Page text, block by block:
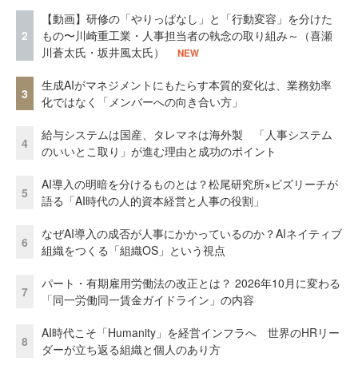
2
【動画】研修の「やりっぱなし」と「行動変容」を分けた
もの〜川崎重工業・人事担当者の執念の取り組み～（喜瀬
川蒼太氏・坂井風太氏）
NEW
3
生成AIがマネジメントにもたらす本質的変化は、業務効率
化ではなく「メンバーへの向き合い方」
4
給与システムは国産、タレマネは海外製 「人事システム
のいいとこ取り」が進む理由と成功のポイント
5
AI導入の明暗を分けるものとは？松尾研究所×ビズリーチが
語る「AI時代の人的資本経営と人事の役割」
6
なぜAI導入の成否が人事にかかっているのか？AIネイティブ
組織をつくる「組織OS」という視点
7
パート・有期雇用労働法の改正とは？ 2026年10月に変わる
「同一労働同一賃金ガイドライン」の内容
8
AI時代こそ「Humanity」を経営インフラへ 世界のHRリー
ダーが立ち返る組織と個人のあり方